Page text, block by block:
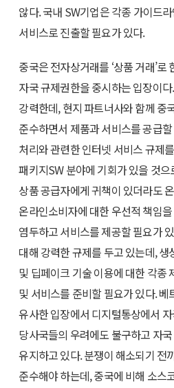
않다. 국내 SW기업은 각종 가이드
서비스로 진출할 필요가 있다.
중국은 전자상거래를 ‘상품 거래’
자국 규제권한을 중시하는 입장이
강력한데, 현지 파트너사와 함께 중
준수하면서 제품과 서비스를 공급
처리와 관련한 인터넷 서비스 규제
패키지SW 분야에 기회가 있을 것
상품 공급자에게 귀책이 있더라도
온라인소비자에 대한 우선적 책임
염두하고 서비스를 제공할 필요가
대해 강력한 규제를 두고 있는데,
및 딥페이크 기술 이용에 대한 각종
및 서비스를 준비할 필요가 있다. 베
유사한 입장에서 디지털통상에서
당사국들의 우려에도 불구하고 자
유지하고 있다. 분쟁이 해소되기 전
준수해야 하는데, 중국에 비해 소스